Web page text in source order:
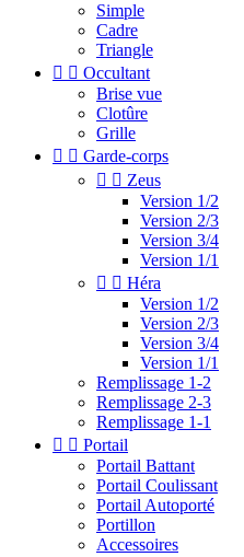
Simple
Cadre
Triangle
  Occultant
Brise vue
Clotûre
Grille
  Garde-corps
  Zeus
Version 1/2
Version 2/3
Version 3/4
Version 1/1
  Héra
Version 1/2
Version 2/3
Version 3/4
Version 1/1
Remplissage 1-2
Remplissage 2-3
Remplissage 1-1
  Portail
Portail Battant
Portail Coulissant
Portail Autoporté
Portillon
Accessoires